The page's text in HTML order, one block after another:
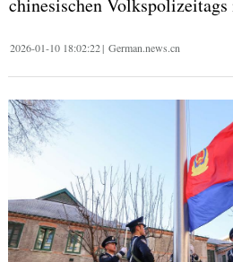
chinesischen
2026-01-10 18:02:22| German.news.cn